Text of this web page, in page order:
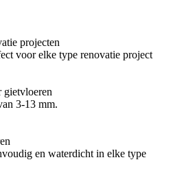
projecten
voor elke type renovatie project
gietvloeren
3-13 mm.
en waterdicht in elke type